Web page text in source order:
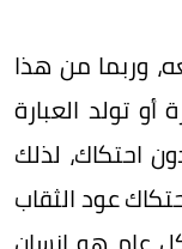
وربما من هذا
أو تولد العبارة
احتكاك، لذلك
عود الثقاب